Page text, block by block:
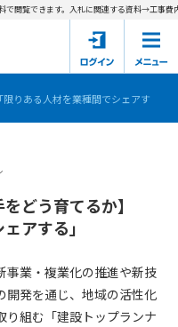
覧できます。入札に関連する資料→工事費内
りある人材を業種間でシェアす
どう育てるか】
アする」
事業・複業化の推進や新技
開発を通じ、地域の活性化
り組む「建設トップランナ
ポーター会あ本員、無料
定めるものです。
載するルールは本規約の